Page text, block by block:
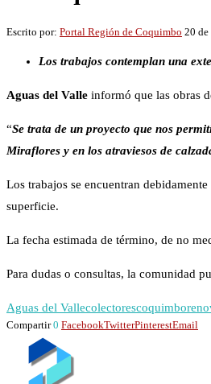
Escrito por: Portal Región de Coquimbo 20 de
Los trabajos contemplan una
Aguas del Valle informó que las obras
“Se trata de un proyecto que nos
Miraflores y en los atraviesos de
Los trabajos se encuentran
superficie.
La fecha estimada de término, de no
Para dudas o consultas, la comunidad
Aguas del Vallecolectorescoquimbo
Compartir 0 FacebookTwitterPinterestEmail